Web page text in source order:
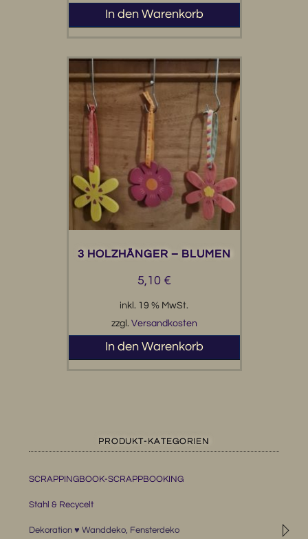
In den Warenkorb
3 HOLZHÄNGER – BLUMEN
5,10 €
inkl. 19 % MwSt.
zzgl. Versandkosten
In den Warenkorb
PRODUKT-KATEGORIEN
SCRAPPINGBOOK-SCRAPPBOOKING
Stahl & Recycelt
◹
Dekoration ♥ Wanddeko, Fensterdeko